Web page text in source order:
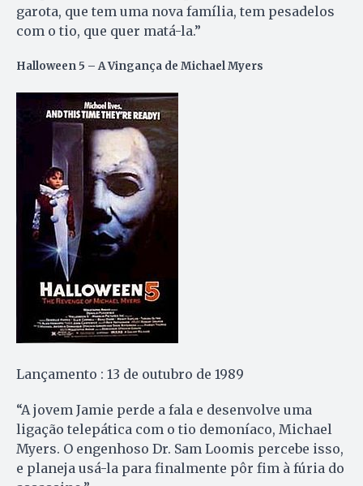
garota, que tem uma nova família, tem pesadelos
com o tio, que quer matá-la.”
Halloween 5 – A Vingança de Michael Myers
Lançamento : 13 de outubro de 1989
“A jovem Jamie perde a fala e desenvolve uma
ligação telepática com o tio demoníaco, Michael
Myers. O engenhoso Dr. Sam Loomis percebe isso,
e planeja usá-la para finalmente pôr fim à fúria do